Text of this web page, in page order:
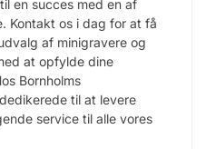
en succes med en af
Kontakt os i dag for at få
af minigravere og
at opfylde dine
Bornholms
til at levere
service til alle vores